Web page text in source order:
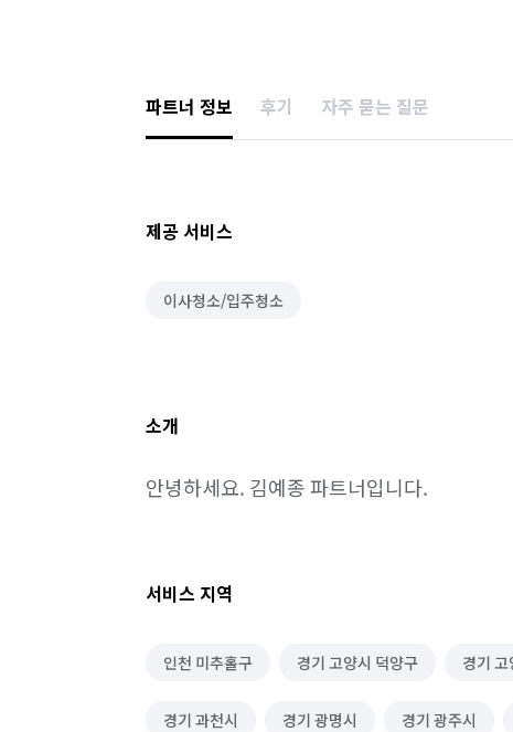
파트너 정보 후기 자주 묻는 질문
제공 서비스
이사청소/입주청소
소개
안녕하세요. 김예종 파트너입니다.
서비스 지역
인천 미추홀구 경기 고양시 덕양구 경기
경기 과천시 경기 광명시 경기 광주시